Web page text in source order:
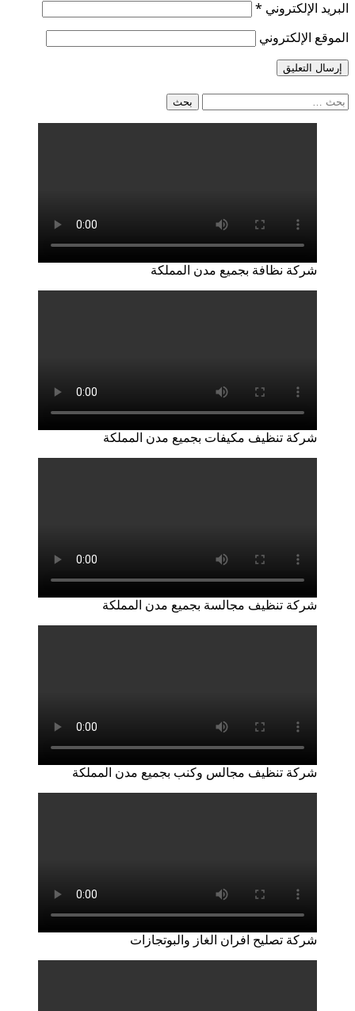
البريد الإلكتروني *
الموقع الإلكتروني
البحث
عن:
شركة نظافة بجميع مدن المملكة
شركة تنظيف مكيفات بجميع مدن المملكة
شركة تنظيف مجالسة بجميع مدن المملكة
شركة تنظيف مجالس وكنب بجميع مدن المملكة
شركة تصليح افران الغاز والبوتجازات